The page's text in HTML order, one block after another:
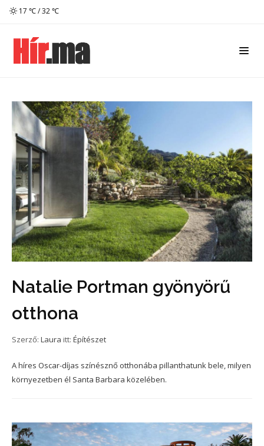
17 ℃ / 32 ℃
Natalie Portman gyönyörű
otthona
Szerző: Laura itt: Építészet
A híres Oscar-díjas színésznő otthonába pillanthatunk bele, milyen
környezetben él Santa Barbara közelében.